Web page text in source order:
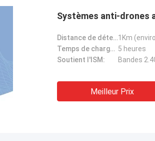
Systèmes anti-drones
Distance de détection:1Km
Temps de charge de la batterie: 5 heures
Soutient l'ISM:
Bandes
Meilleur Prix